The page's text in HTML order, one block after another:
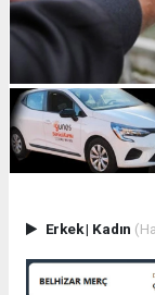
Erkek| Kadın